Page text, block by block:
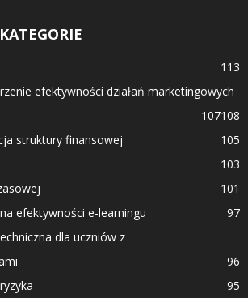
113
efektywności działań marketingowych
108
107
struktury finansowej
105
103
101
efektywności e-learningu
97
dla uczniów z
96
95